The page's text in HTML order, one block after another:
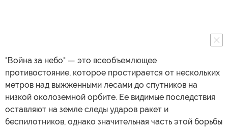
"Война за небо" — это всеобъемлющее
противостояние, которое простирается от нескольких
метров над выжженными лесами до спутников на
низкой околоземной орбите. Ее видимые последствия
оставляют на земле следы ударов ракет и
беспилотников, однако значительная часть этой борьбы